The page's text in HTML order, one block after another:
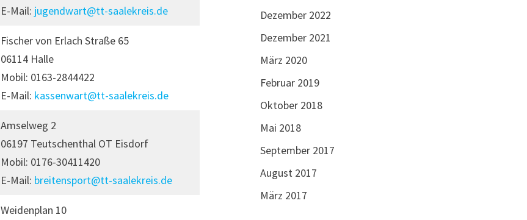
E-Mail: jugendwart@tt-saalekreis.de
Fischer von Erlach Straße 65
06114 Halle
Mobil: 0163-2844422
E-Mail: kassenwart@tt-saalekreis.de
Amselweg 2
06197 Teutschenthal OT Eisdorf
Mobil: 0176-30411420
E-Mail: breitensport@tt-saalekreis.de
Weidenplan 10
Dezember 2022
Dezember 2021
März 2020
Februar 2019
Oktober 2018
Mai 2018
September 2017
August 2017
März 2017